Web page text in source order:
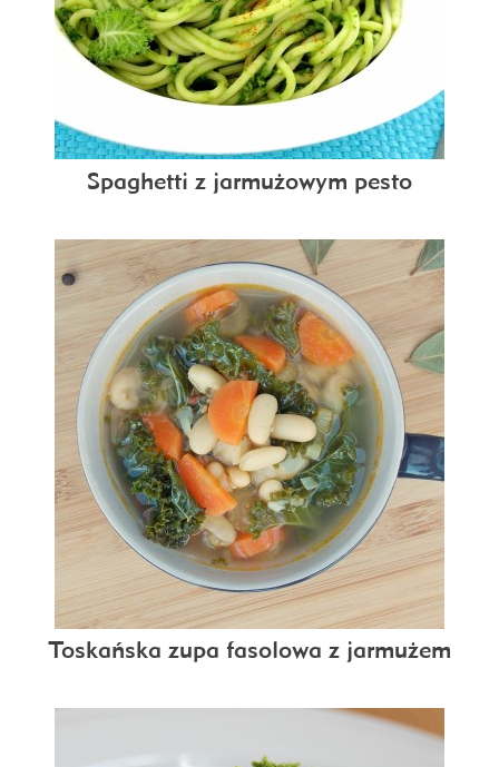
Spaghetti z jarmużowym pesto
Toskańska zupa fasolowa z jarmużem